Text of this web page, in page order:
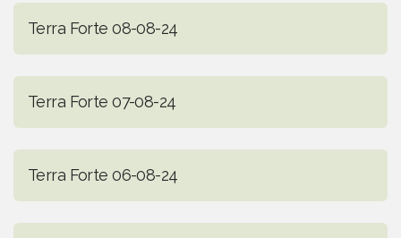
Terra Forte 08-08-24
Terra Forte 07-08-24
Terra Forte 06-08-24